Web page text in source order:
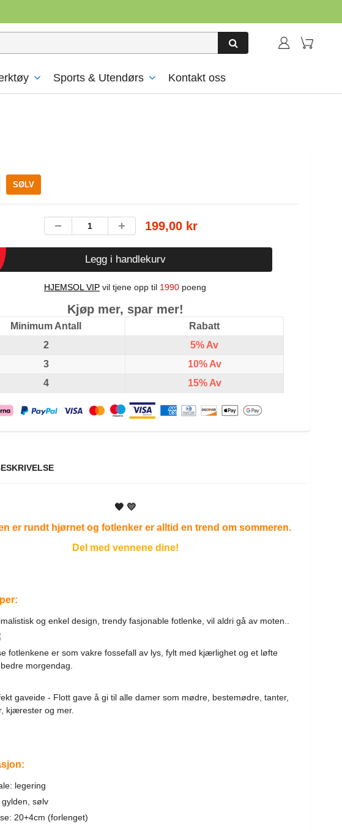
Sports & Utendørs Kontakt oss
SØLV
199,00 kr
Legg i handlekurv
HJEMSOL VIP vil tjene opp til 1990 poeng
Kjøp mer, spar mer!
Minimum Antall
Rabatt
2
5% Av
3
10% Av
4
15% Av
🧡 💛
er rundt hjørnet og fotlenker er alltid en trend om sommeren.
Del med vennene dine!
og enkel design, trendy fasjonable fotlenke, vil aldri gå av moten..
fotlenkene er som vakre fossefall av lys, fylt med kjærlighet og et løfte
morgendag.
gaveide - Flott gave å gi til alle damer som mødre, bestemødre, tanter,
kjærester og mer.
legering
gylden, sølv
20+4cm (forlenget)